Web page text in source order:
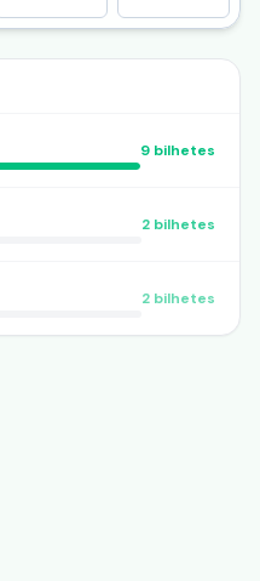
9 bilhetes
2 bilhetes
2 bilhetes